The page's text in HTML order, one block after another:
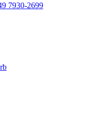
7930-2699